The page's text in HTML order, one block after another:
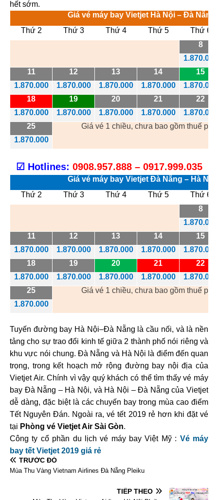
hết sớm.
Giá vé máy bay Vietjet Hà Nội – Đà Nẵng
Thứ 2
Thứ 3 Thứ 4 Thứ 5
Thứ 6
8
1.870.000
11
12 13 14
15
1.870.000
1.870.000 1.870.000 1.870.000
1.870.000
18
19 20 21
22
1.870.000
1.870.000 1.870.000 1.870.000
1.870.000
25
Giá vé 1 chiều, chưa bao gồm thuế phí
1.870.000
☑ Hotlines: 0908.957.888 – 0917.999.035
Giá vé máy bay Vietjet Đà Nẵng – Hà Nội
Thứ 2
Thứ 3 Thứ 4 Thứ 5
Thứ 6
8
1.870.000
11
12 13 14
15
1.870.000
1.870.000 1.870.000 1.870.000
1.870.000
18
19 20 21
22
1.870.000
1.870.000 1.870.000 1.870.000
1.870.000
25
Giá vé 1 chiều, chưa bao gồm thuế phí
1.870.000
Tuyến đường bay Hà Nội–Đà Nẵng là cầu nối, và là nền
tảng cho sự trao đổi kinh tế giữa 2 thành phố nói riêng và
khu vực nói chung. Đà Nẵng và Hà Nội là điểm đến quan
trọng, trong kết hoạch mở rộng đường bay nội địa của
Vietjet Air. Chính vì vậy quý khách có thể tìm thấy vé máy
bay Đà Nẵng – Hà Nội, và Hà Nội – Đà Nẵng của Vietjet
dễ dàng, đặc biệt là các chuyến bay trong mùa cao điểm
Tết Nguyên Đán. Ngoài ra, vé tết 2019 rẻ hơn khi đặt vé
tại Phòng vé Vietjet Air Sài Gòn.
Công ty cổ phần du lịch vé máy bay Việt Mỹ : Vé máy
bay tết Vietjet 2019 giá rẻ
TRƯỚC ĐÓ
Mùa Thu Vàng Vietnam Airlines Đà Nẵng Pleiku
TIẾP THEO